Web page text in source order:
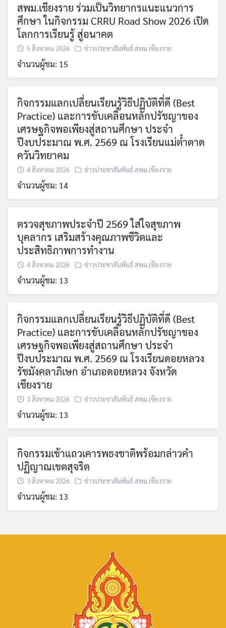
Search
สพม.เชียงราย ร่วมเป็นวิทยากรแนะแนวการ
ศึกษา ในกิจกรรม CRRU Road Show 2026 เปิด
โลกการเรียนรู้ สู่อนาคต
5 สิงหาคม 2026 ข่าวประชาสัมพันธ์ สพม.เชียงราย
จำนวนผู้ชม: 15
กิจกรรมแลกเปลี่ยนเรียนรู้วิธีปฏิบัติที่ดี (Best
Practice) และการขับเคลื่อนหลักปรัชญาของ
เศรษฐกิจพอเพียงสู่สถานศึกษา ประจำ
ปีงบประมาณ พ.ศ. 2569 ณ โรงเรียนแม่ต๋ำตาด
ควันวิทยาคม
4 สิงหาคม 2026 ข่าวประชาสัมพันธ์ สพม.เชียงราย
จำนวนผู้ชม: 14
ตรวจสุขภาพประจำปี 2569 ใส่ใจสุขภาพ
บุคลากร เสริมสร้างคุณภาพชีวิตและ
ประสิทธิภาพการทำงาน
4 สิงหาคม 2026 ข่าวประชาสัมพันธ์ สพม.เชียงราย
จำนวนผู้ชม: 13
กิจกรรมแลกเปลี่ยนเรียนรู้วิธีปฏิบัติที่ดี (Best
Practice) และการขับเคลื่อนหลักปรัชญาของ
เศรษฐกิจพอเพียงสู่สถานศึกษา ประจำ
ปีงบประมาณ พ.ศ. 2569 ณ โรงเรียนดอยหลวง
รัชมังคลาภิเษก อำเภอดอยหลวง จังหวัด
เชียงราย
3 สิงหาคม 2026 ข่าวประชาสัมพันธ์ สพม.เชียงราย
จำนวนผู้ชม: 13
กิจกรรมเข้าแถวเคารพธงชาติพร้อมกล่าวคำ
ปฏิญาณเขตสุจริต
3 สิงหาคม 2026 ข่าวประชาสัมพันธ์ สพม.เชียงราย
จำนวนผู้ชม: 13